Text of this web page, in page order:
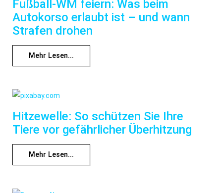
Fußball-WM feiern: Was beim
Autokorso erlaubt ist – und wann
Strafen drohen
Mehr Lesen...
Hitzewelle: So schützen Sie Ihre
Tiere vor gefährlicher Überhitzung
Mehr Lesen...